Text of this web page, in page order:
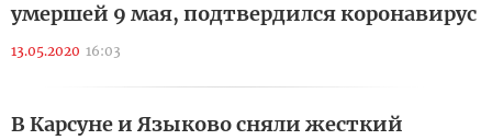
умершей 9 мая, подтвердился коронавирус
13.05.2020 16:03
В Карсуне и Языково сняли жесткий